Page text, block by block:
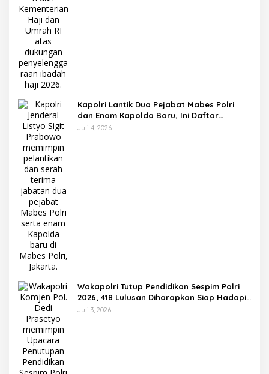
Kapolri Lantik Dua Pejabat Mabes Polri
dan Enam Kapolda Baru, Ini Daftar
Lengkapnya
Juli 4, 2026
Wakapolri Tutup Pendidikan Sespim Polri
2026, 418 Lulusan Diharapkan Siap Hadapi
Tantangan Era Digital
Juli 3, 2026